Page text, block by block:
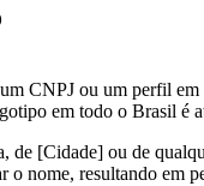
CNPJ ou um perfil
em todo o Brasil
de [Cidade] ou de
nome, resultando em